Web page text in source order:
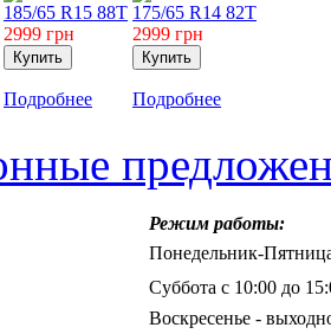
185/65 R15 88T
2999 грн
Подробнее
175/65 R14 82T
2999 грн
Подробнее
Режим работы:
Понедельник-
Суббота с 10:00 до
Воскресенье -